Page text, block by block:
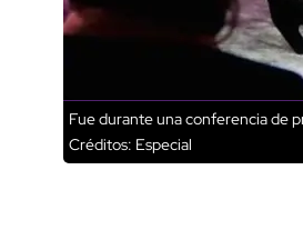
Fue durante una conferencia de
Créditos: Especial